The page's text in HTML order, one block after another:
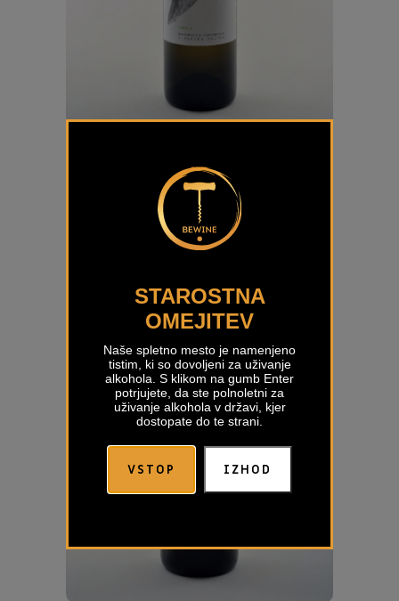
STAROSTNA
OMEJITEV
Naše spletno mesto je namenjeno
tistim, ki so dovoljeni za uživanje
alkohola. S klikom na gumb Enter
potrjujete, da ste polnoletni za
uživanje alkohola v državi, kjer
dostopate do te strani.
VSTOP IZHOD
Pinela Guerila
€ 16,16